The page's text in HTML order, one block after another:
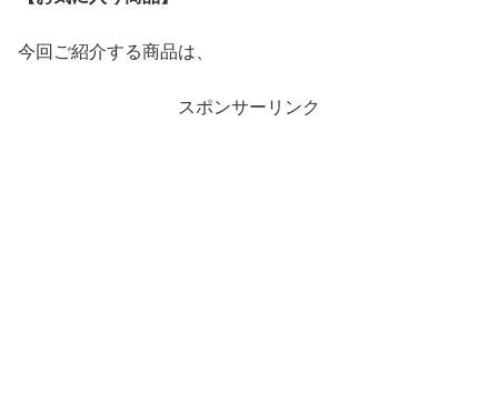
今回ご紹介する商品は、
スポンサーリンク